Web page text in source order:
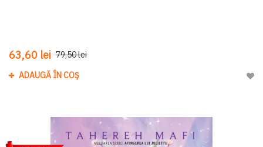
63,60 lei 79,50 lei
ADAUGĂ ÎN COȘ